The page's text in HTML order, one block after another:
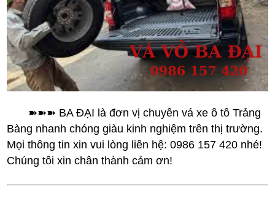
➽➽➽ BA ĐẠI là đơn vị chuyên vá xe ô tô Trảng
Bàng nhanh chóng giàu kinh nghiệm trên thị trường.
Mọi thông tin xin vui lòng liên hệ: 0986 157 420 nhé!
Chúng tôi xin chân thành cảm ơn!